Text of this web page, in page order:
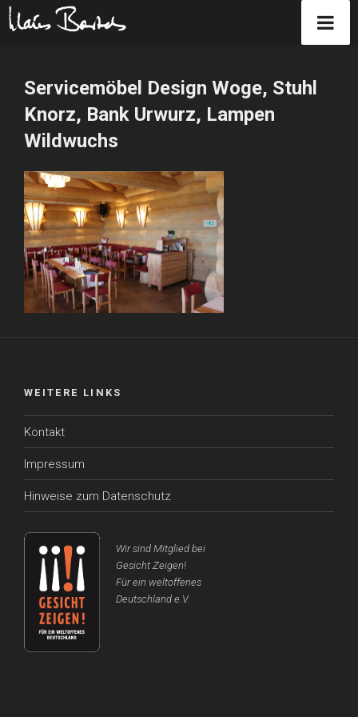
springenServicemöbel Design Woge, Stuhl
Knorz, Bank Urwurz, Lampen
Wildwuchs
WEITERE LINKS
Kontakt
Impressum
Hinweise zum Datenschutz
Wir sind Mitglied bei
Gesicht Zeigen!
Für ein weltoffenes
Deutschland e.V.